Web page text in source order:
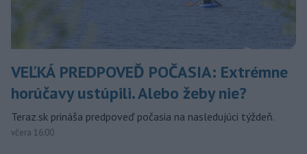
VEĽKÁ PREDPOVEĎ POČASIA: Extrémne
horúčavy ustúpili. Alebo žeby nie?
Teraz.sk prináša predpoveď počasia na nasledujúci týždeň.
včera 16:00